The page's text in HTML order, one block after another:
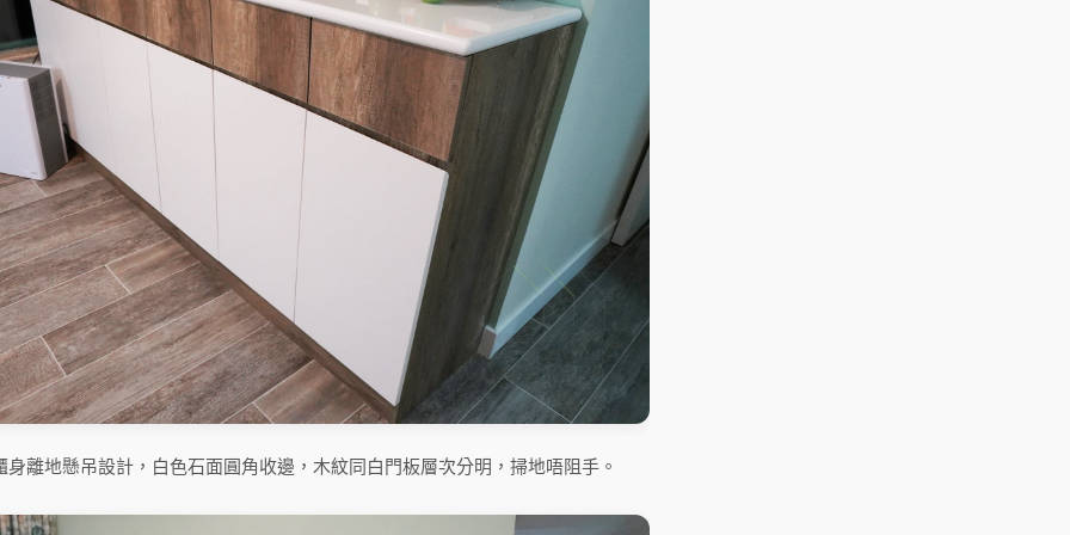
身離地懸吊設計，白色石面圓角收邊，木紋同白門板層次分明，掃地唔阻手。